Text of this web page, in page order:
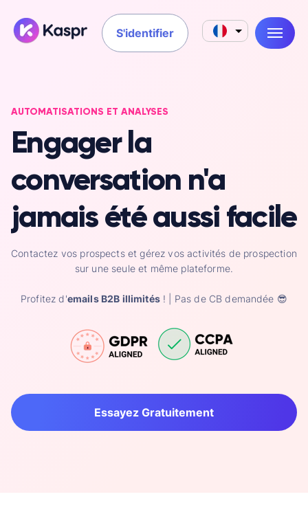
S'identifier
AUTOMATISATIONS ET ANALYSES
Engager la
conversation n'a
jamais été aussi facile
Contactez vos prospects et gérez vos activités de prospection
sur une seule et même plateforme.
Profitez d'emails B2B illimités! | Pas de CB demandée 😎
Essayez Gratuitement